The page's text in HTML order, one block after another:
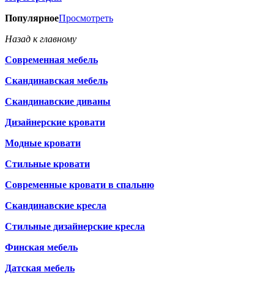
ПопулярноеПросмотреть
Назад к главному
Современная мебель
Скандинавская мебель
Скандинавские диваны
Дизайнерские кровати
Модные кровати
Стильные кровати
Современные кровати в спальню
Скандинавские кресла
Стильные дизайнерские кресла
Финская мебель
Датская мебель